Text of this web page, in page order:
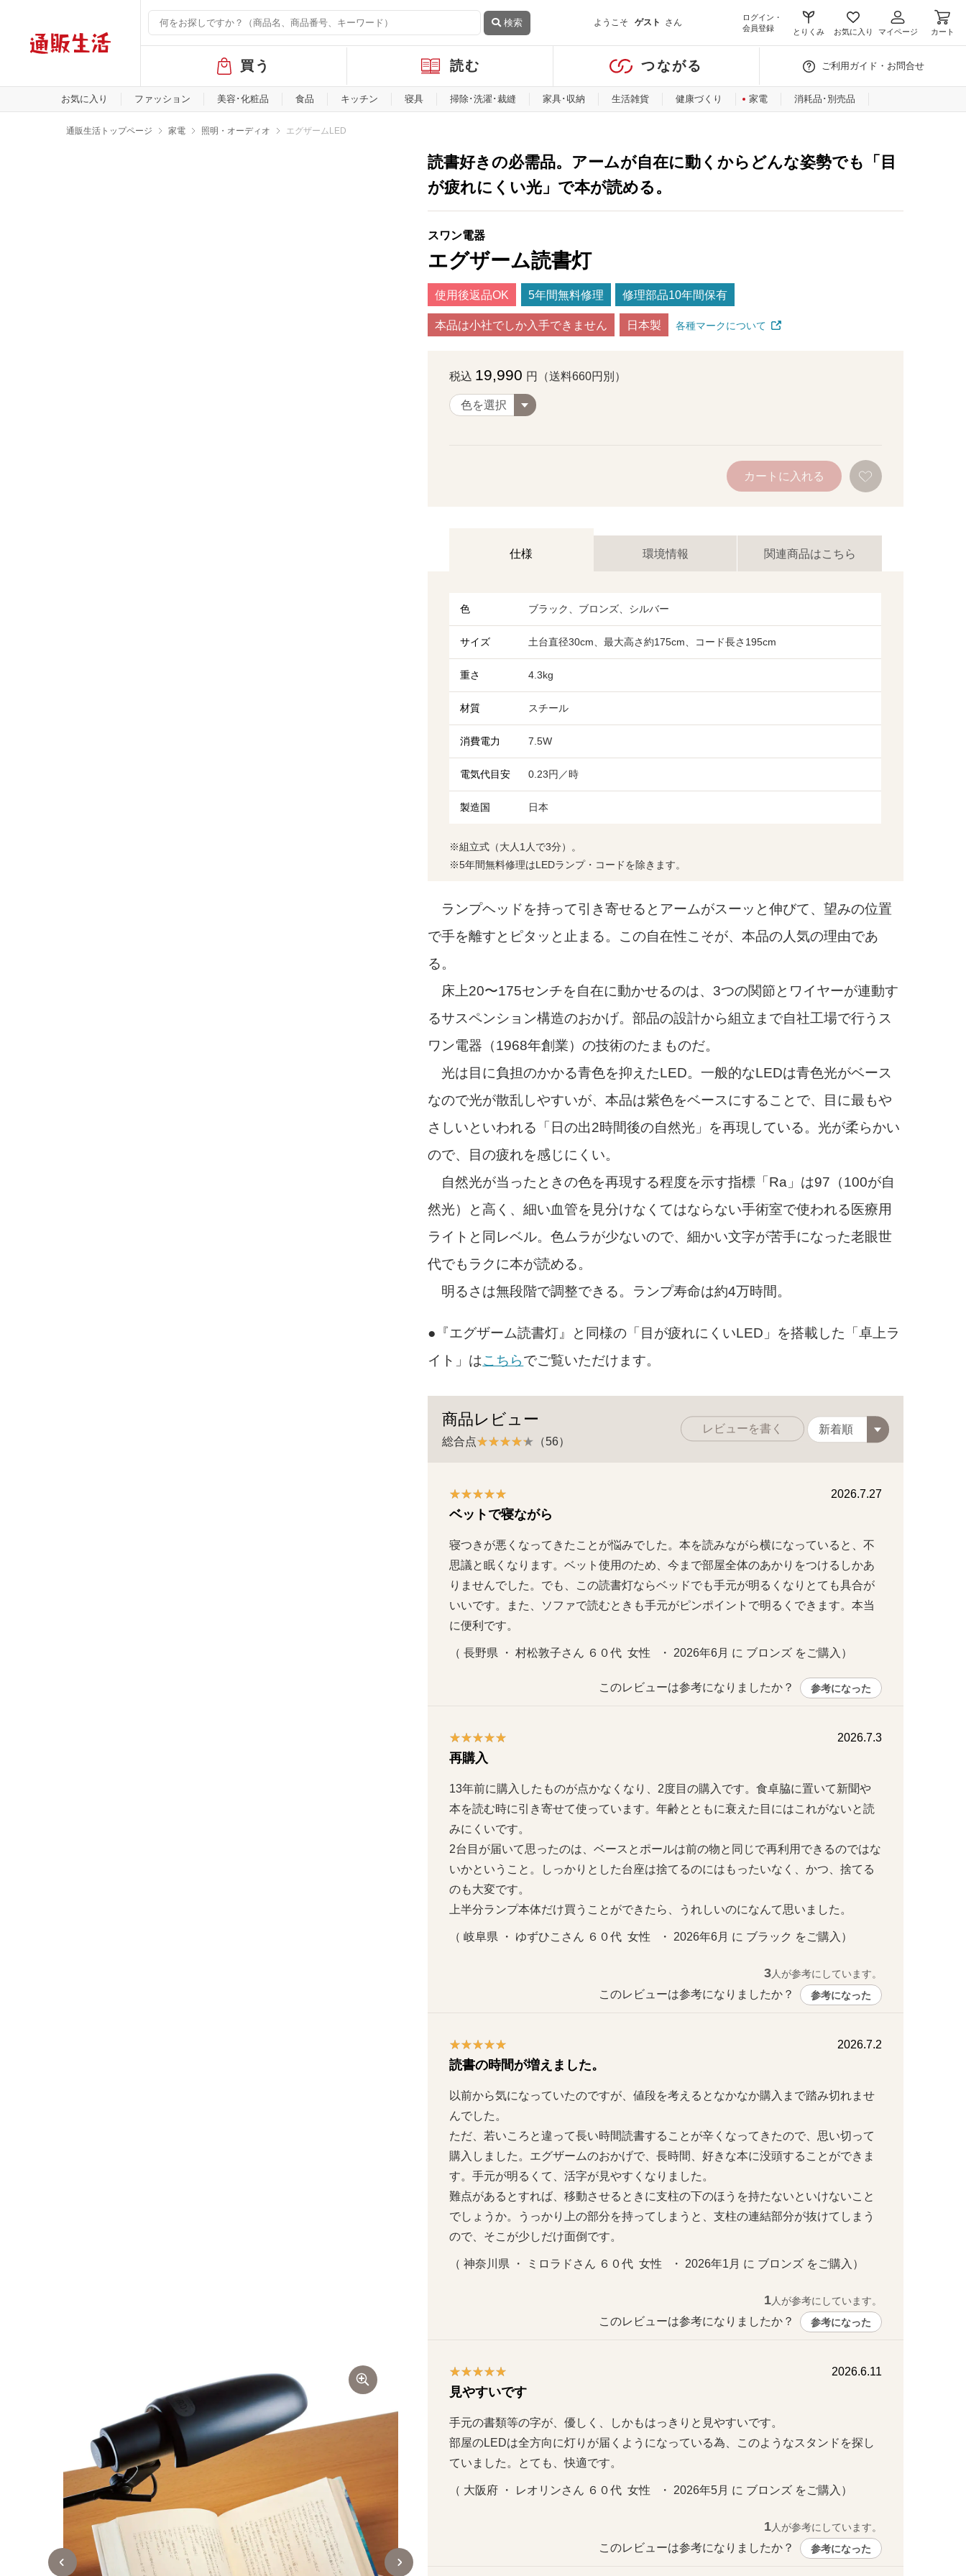
検索 ようこそ ゲスト さん
ログイン・
会員登録
とりくみ お気に入り マイページ カート
バ
ル
メ
買う 読む つながる ご利用ガイド・お問合せ
お気に入り ファッション 美容･化粧品 食品 キッチン 寝具 掃除･洗濯･裁縫 家具･収納 生活雑貨 健康づくり 家電 消耗品･別売品
通販生活トップページ 家電 照明・オーディオ エグザームLED
読書好きの必需品。アームが自在に動くからどんな姿勢でも「目
が疲れにくい光」で本が読める。
スワン電器
エグザーム読書灯
使用後返品OK 5年間無料修理 修理部品10年間保有
本品は小社でしか入手できません 日本製 各種マークについて
税込 19,990 円（送料660円別）
カートに入れる
仕様 環境情報 関連商品はこちら
色 ブラック、ブロンズ、シルバー
サイズ 土台直径30cm、最大高さ約175cm、コード長さ195cm
重さ 4.3kg
材質 スチール
消費電力 7.5W
電気代目安 0.23円／時
製造国 日本
※組立式（大人1人で3分）。
※5年間無料修理はLEDランプ・コードを除きます。
ランプヘッドを持って引き寄せるとアームがスーッと伸びて、望みの位置
で手を離すとピタッと止まる。この自在性こそが、本品の人気の理由であ
る。
床上20〜175センチを自在に動かせるのは、3つの関節とワイヤーが連動す
るサスペンション構造のおかげ。部品の設計から組立まで自社工場で行うス
ワン電器（1968年創業）の技術のたまものだ。
光は目に負担のかかる青色を抑えたLED。一般的なLEDは青色光がベース
なので光が散乱しやすいが、本品は紫色をベースにすることで、目に最もや
さしいといわれる「日の出2時間後の自然光」を再現している。光が柔らかい
ので、目の疲れを感じにくい。
自然光が当ったときの色を再現する程度を示す指標「Ra」は97（100が自
然光）と高く、細い血管を見分けなくてはならない手術室で使われる医療用
ライトと同レベル。色ムラが少ないので、細かい文字が苦手になった老眼世
代でもラクに本が読める。
明るさは無段階で調整できる。ランプ寿命は約4万時間。
●『エグザーム読書灯』と同様の「目が疲れにくいLED」を搭載した「卓上ラ
イト」はこちらでご覧いただけます。
商品レビュー
総合点 （56）
レビューを書く
2026.7.27
ベットで寝ながら
寝つきが悪くなってきたことが悩みでした。本を読みながら横になっていると、不
思議と眠くなります。ベット使用のため、今まで部屋全体のあかりをつけるしかあ
りませんでした。でも、この読書灯ならベッドでも手元が明るくなりとても具合が
いいです。また、ソファで読むときも手元がピンポイントで明るくできます。本当
に便利です。
（ 長野県 ・ 村松敦子さん ６０代  女性   ・ 2026年6月 に ブロンズ をご購入）
このレビューは参考になりましたか？ 参考になった
2026.7.3
再購入
13年前に購入したものが点かなくなり、2度目の購入です。食卓脇に置いて新聞や
本を読む時に引き寄せて使っています。年齢とともに衰えた目にはこれがないと読
みにくいです。
2台目が届いて思ったのは、ベースとポールは前の物と同じで再利用できるのではな
いかということ。しっかりとした台座は捨てるのにはもったいなく、かつ、捨てる
のも大変です。
上半分ランプ本体だけ買うことができたら、うれしいのになんて思いました。
（ 岐阜県 ・ ゆずひこさん ６０代  女性   ・ 2026年6月 に ブラック をご購入）
3人が参考にしています。
このレビューは参考になりましたか？ 参考になった
2026.7.2
読書の時間が増えました。
以前から気になっていたのですが、値段を考えるとなかなか購入まで踏み切れませ
んでした。
ただ、若いころと違って長い時間読書することが辛くなってきたので、思い切って
購入しました。エグザームのおかげで、長時間、好きな本に没頭することができま
す。手元が明るくて、活字が見やすくなりました。
難点があるとすれば、移動させるときに支柱の下のほうを持たないといけないこと
でしょうか。うっかり上の部分を持ってしまうと、支柱の連結部分が抜けてしまう
ので、そこが少しだけ面倒です。
（ 神奈川県 ・ ミロラドさん ６０代  女性   ・ 2026年1月 に ブロンズ をご購入）
1人が参考にしています。
このレビューは参考になりましたか？ 参考になった
2026.6.11
見やすいです
手元の書類等の字が、優しく、しかもはっきりと見やすいです。
部屋のLEDは全方向に灯りが届くようになっている為、このようなスタンドを探し
ていました。とても、快適です。
（ 大阪府 ・ レオリンさん ６０代  女性   ・ 2026年5月 に ブロンズ をご購入）
1人が参考にしています。
このレビューは参考になりましたか？ 参考になった